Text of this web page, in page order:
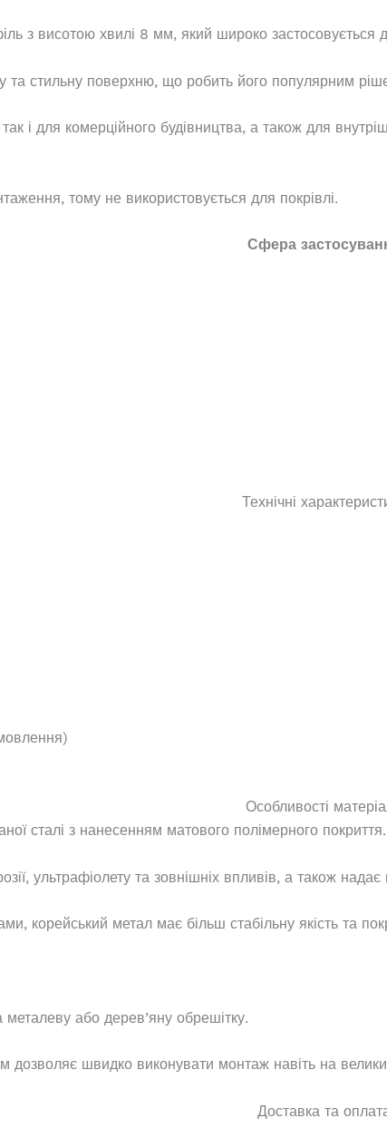
висотою хвилі 8 мм, який широко застосовується
та стильну поверхню, що робить його популярним
і для комерційного будівництва, а також для
тому не використовується для покрівлі.
Сфера
Технічні
Особливості
сталі з нанесенням матового полімерного покриття.
ультрафіолету та зовнішніх впливів, а також
корейський метал має більш стабільну якість та
або дерев’яну обрешітку.
дозволяє швидко виконувати монтаж навіть на
Доставка та